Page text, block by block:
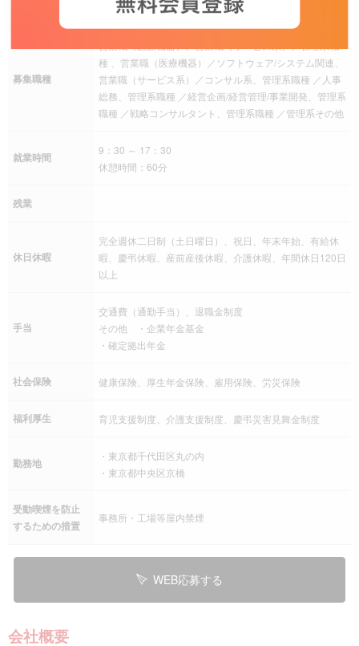
年収 600万円 ～ 1,200万円
募集職種
種 、営業職（医療機器）／ソフトウェア/システム関連、
営業職（サービス系）／コンサル系、管理系職種 ／人事
総務、管理系職種 ／経営企画/経営管理/事業開発、管理系
職種 ／戦略コンサルタント、管理系職種 ／管理系その他
就業時間
9：30 ～ 17：30
休憩時間：60分
残業
休日休暇
完全週休二日制（土日曜日）、祝日、年末年始、有給休
暇、慶弔休暇、産前産後休暇、介護休暇、年間休日120日
以上
手当
交通費（通勤手当）、退職金制度
その他 ・企業年金基金
・確定拠出年金
社会保険 健康保険、厚生年金保険、雇用保険、労災保険
福利厚生 育児支援制度、介護支援制度、慶弔災害見舞金制度
勤務地
・東京都千代田区丸の内
・東京都中央区京橋
受動喫煙を防止
するための措置
事務所・工場等屋内禁煙
WEB応募する
会社概要